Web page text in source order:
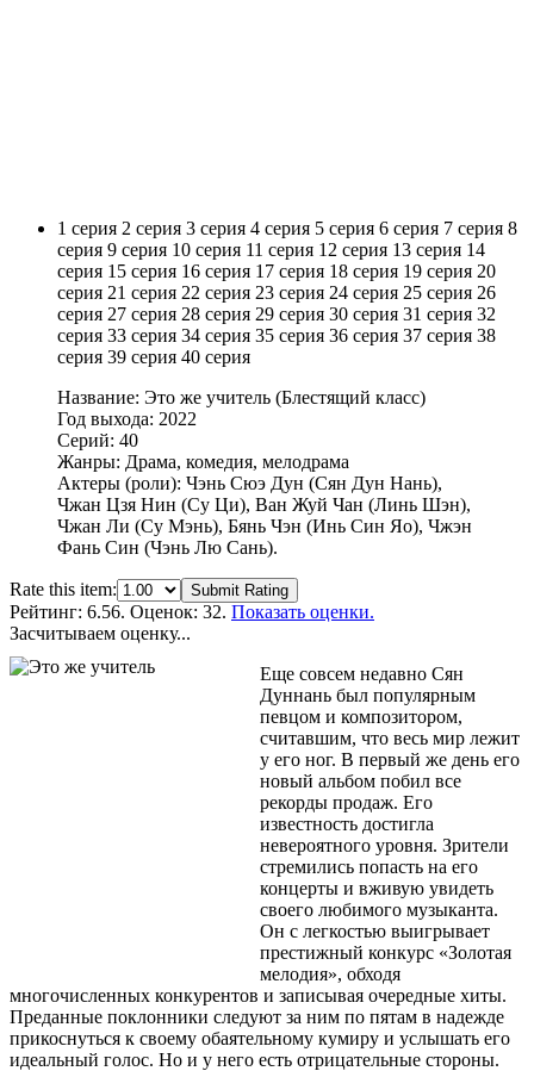
1 серия 2 серия 3 серия 4 серия 5 серия 6 серия 7 серия 8
серия 9 серия 10 серия 11 серия 12 серия 13 серия 14
серия 15 серия 16 серия 17 серия 18 серия 19 серия 20
серия 21 серия 22 серия 23 серия 24 серия 25 серия 26
серия 27 серия 28 серия 29 серия 30 серия 31 серия 32
серия 33 серия 34 серия 35 серия 36 серия 37 серия 38
серия 39 серия 40 серия
Название: Это же учитель (Блестящий класс)
Год выхода: 2022
Серий: 40
Жанры: Драма, комедия, мелодрама
Актеры (роли): Чэнь Сюэ Дун (Сян Дун Нань),
Чжан Цзя Нин (Су Ци), Ван Жуй Чан (Линь Шэн),
Чжан Ли (Су Мэнь), Бянь Чэн (Инь Син Яо), Чжэн
Фань Син (Чэнь Лю Сань).
Rate this item: Submit Rating
Рейтинг: 6.56. Оценок: 32. Показать оценки.
Засчитываем оценку...
Еще совсем недавно Сян
Дуннань был популярным
певцом и композитором,
считавшим, что весь мир лежит
у его ног. В первый же день его
новый альбом побил все
рекорды продаж. Его
известность достигла
невероятного уровня. Зрители
стремились попасть на его
концерты и вживую увидеть
своего любимого музыканта.
Он с легкостью выигрывает
престижный конкурс «Золотая
мелодия», обходя
многочисленных конкурентов и записывая очередные хиты.
Преданные поклонники следуют за ним по пятам в надежде
прикоснуться к своему обаятельному кумиру и услышать его
идеальный голос. Но и у него есть отрицательные стороны.